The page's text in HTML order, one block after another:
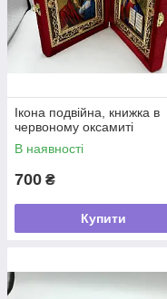
Ікона подвійна, книжка в
червоному оксамиті
В наявності
700 ₴
Купити